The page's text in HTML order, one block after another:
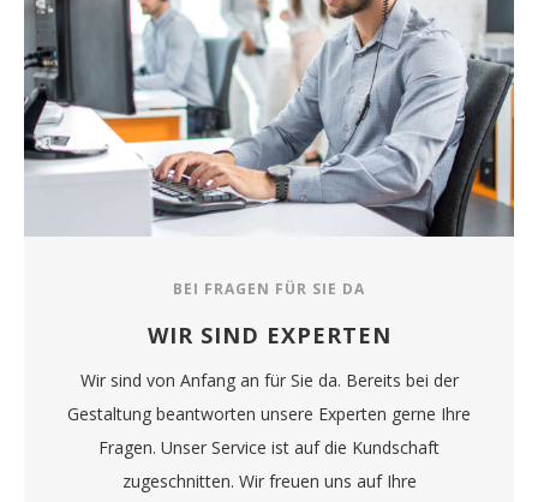
BEI FRAGEN FÜR SIE DA
WIR SIND EXPERTEN
Wir sind von Anfang an für Sie da. Bereits bei der
Gestaltung beantworten unsere Experten gerne Ihre
Fragen. Unser Service ist auf die Kundschaft
zugeschnitten. Wir freuen uns auf Ihre